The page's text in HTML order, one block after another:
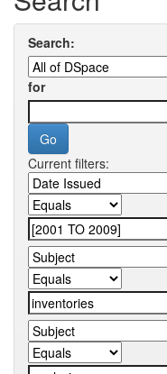
Search:
for
Current filters: